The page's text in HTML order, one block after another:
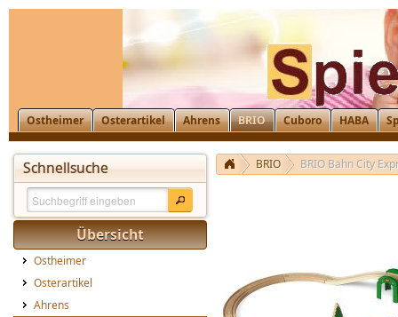
Ostheimer Osterartikel Ahrens BRIO Cuboro HABA
Schnellsuche
Übersicht
Ostheimer
Osterartikel
Ahrens
BRIO BRIO Bahn City